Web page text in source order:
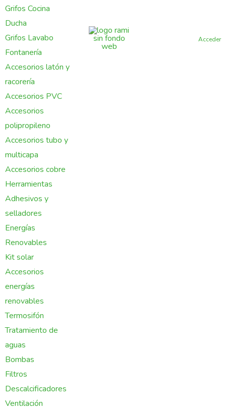
Grifos Cocina
Ducha
Grifos Lavabo
Fontanería
Accesorios latón y
racorería
Accesorios PVC
Accesorios
polipropileno
Accesorios tubo y
multicapa
Accesorios cobre
Herramientas
Adhesivos y
selladores
Energías
Renovables
Kit solar
Accesorios
energías
renovables
Termosifón
Tratamiento de
aguas
Bombas
Filtros
Descalcificadores
Ventilación
Acceder